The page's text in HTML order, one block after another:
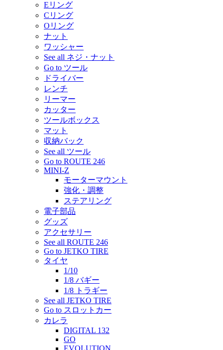
Eリング
Cリング
Oリング
ナット
ワッシャー
See all ネジ・ナット
Go to ツール
ドライバー
レンチ
リーマー
カッター
ツールボックス
マット
収納バック
See all ツール
Go to ROUTE 246
MINI-Z
モーターマウント
強化・調整
ステアリング
電子部品
グッズ
アクセサリー
See all ROUTE 246
Go to JETKO TIRE
タイヤ
1/10
1/8 バギー
1/8 トラギー
See all JETKO TIRE
Go to スロットカー
カレラ
DIGITAL 132
GO